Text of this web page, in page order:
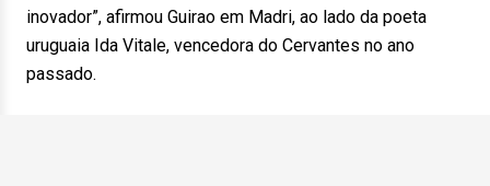
inovador”, afirmou Guirao em Madri, ao lado da poeta
uruguaia Ida Vitale, vencedora do Cervantes no ano
passado.